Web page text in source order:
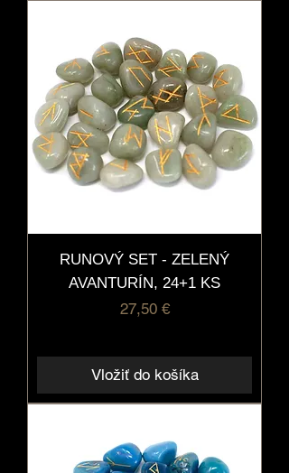
RUNOVÝ SET - ZELENÝ
AVANTURÍN, 24+1 KS
Cena
27,50 €
Vložiť do košíka